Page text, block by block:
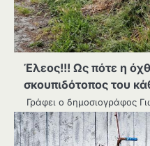
Έλεος!!! Ως πότε η
σκουπιδότοπος του
Γράφει ο δημοσιογράφος